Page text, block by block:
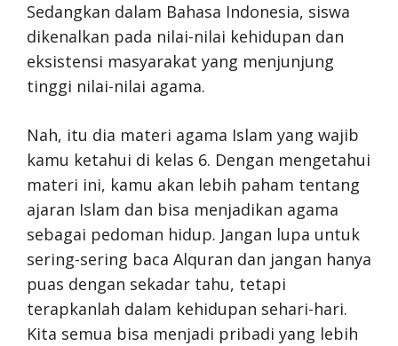
Sedangkan dalam Bahasa Indonesia, siswa
dikenalkan pada nilai-nilai kehidupan dan
eksistensi masyarakat yang menjunjung
tinggi nilai-nilai agama.
Nah, itu dia materi agama Islam yang wajib
kamu ketahui di kelas 6. Dengan mengetahui
materi ini, kamu akan lebih paham tentang
ajaran Islam dan bisa menjadikan agama
sebagai pedoman hidup. Jangan lupa untuk
sering-sering baca Alquran dan jangan hanya
puas dengan sekadar tahu, tetapi
terapkanlah dalam kehidupan sehari-hari.
Kita semua bisa menjadi pribadi yang lebih